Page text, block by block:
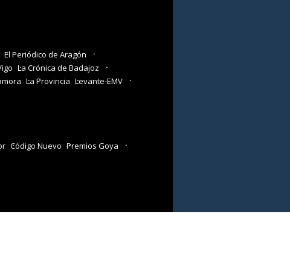
El Periódico de Aragón
La Crónica de Badajoz
La Provincia Levante-EMV
Código Nuevo Premios Goya